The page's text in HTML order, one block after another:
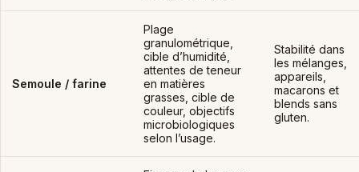
Semoule / farine
Plage
granulométrique,
cible d’humidité,
attentes de teneur
en matières
grasses, cible de
couleur, objectifs
microbiologiques
selon l’usage.
Stabilité dans
les mélanges,
appareils,
macarons et
blends sans
gluten.